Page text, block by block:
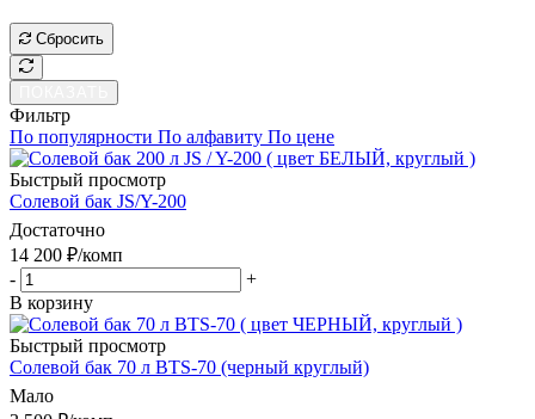
Сбросить
Фильтр
По популярности По алфавиту По цене
Быстрый просмотр
Солевой бак JS/Y-200
Достаточно
14 200 ₽/комп
-
+
В корзину
Быстрый просмотр
Солевой бак 70 л BTS-70 (черный круглый)
Мало